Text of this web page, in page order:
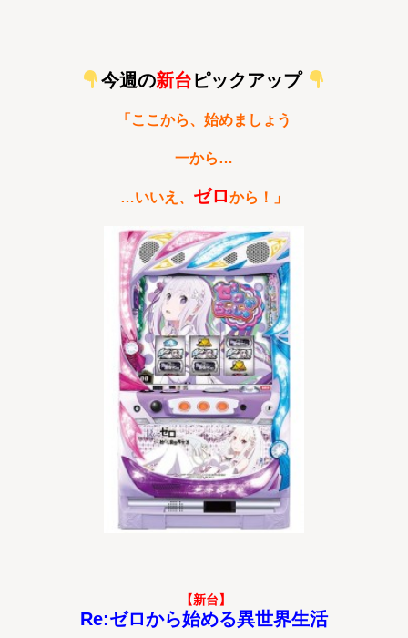
今週の新台ピックアップ
「ここから、始めましょう
一から…
…いいえ、 ゼロから！」
【新台】
Re:ゼロから始める異世界生活